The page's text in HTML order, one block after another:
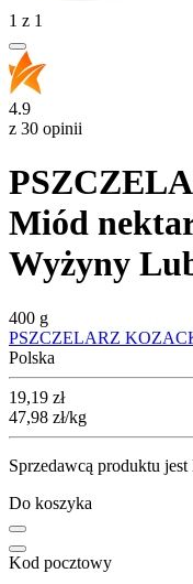
1 z 1
4.9
z 30 opinii
Miód
Wyżyny
400 g
PSZCZELARZ
Polska
Cena
19,19 zł
47,98 zł/kg
Sprzedawcą produktu
Do koszyka
Kod pocztowy